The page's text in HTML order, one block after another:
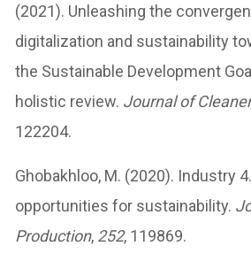
(2021). Unleashing the
digitalization and sustainability
the Sustainable Development
holistic review. Journal of
122204.
Ghobakhloo, M. (2020). Industry
opportunities for sustainability.
Production, 252, 119869.